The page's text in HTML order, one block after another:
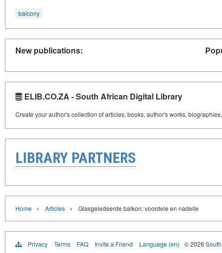
balcony
New publications:
ELIB.CO.ZA - South African Digital Library
Create your author's collection of articles, books, author's works,
LIBRARY PARTNERS
Home › Articles › Glasgeledeerde balkon: voordele en nadelle
Privacy Terms FAQ Invite a Friend Language (en) © 2026